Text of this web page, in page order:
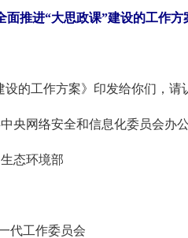
面推进“大思政课”建设的工作方
设的工作方案》印发给你们，请
央网络安全和信息化委员会办
态环境部
代工作委员会